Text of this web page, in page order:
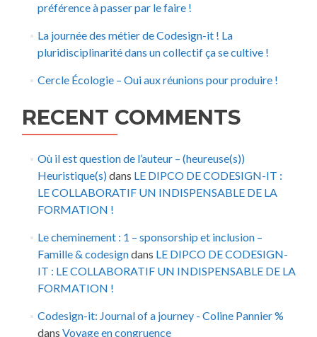
préférence à passer par le faire !
La journée des métier de Codesign-it ! La
pluridisciplinarité dans un collectif ça se cultive !
Cercle Écologie – Oui aux réunions pour produire !
RECENT COMMENTS
Où il est question de l’auteur – (heureuse(s))
Heuristique(s)dans LE DIPCO DE CODESIGN-IT :
LE COLLABORATIF UN INDISPENSABLE DE LA
FORMATION !
Le cheminement : 1 – sponsorship et inclusion –
Famille & codesigndans LE DIPCO DE CODESIGN-
IT : LE COLLABORATIF UN INDISPENSABLE DE LA
FORMATION !
Codesign-it: Journal of a journey - Coline Pannier %
dans Voyage en congruence